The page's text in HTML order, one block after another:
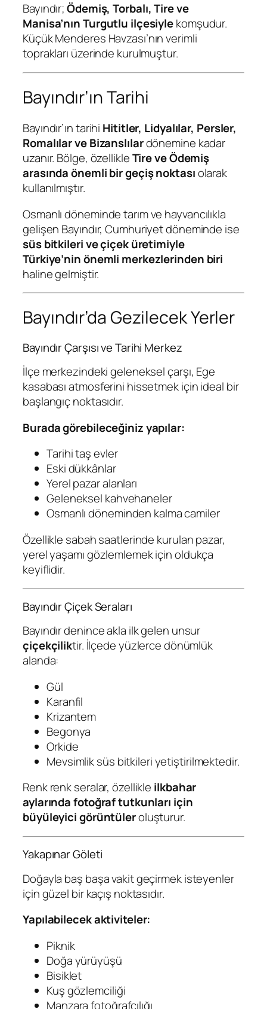
Bayındır;Ödemiş, Torbalı, Tire ve
Manisa’nın Turgutlu ilçesiylekomşudur.
Küçük Menderes Havzası’nın verimli
toprakları üzerinde kurulmuştur.
Bayındır’ın Tarihi
Bayındır’ın tarihi Hititler, Lidyalılar, Persler,
Romalılar ve Bizanslılardönemine kadar
uzanır. Bölge, özellikleTire ve Ödemiş
arasında önemli bir geçiş noktasıolarak
kullanılmıştır.
Osmanlı döneminde tarım ve hayvancılıkla
gelişen Bayındır, Cumhuriyet döneminde ise
süs bitkileri ve çiçek üretimiyle
Türkiye’nin önemli merkezlerinden biri
haline gelmiştir.
Bayındır’da Gezilecek Yerler
Bayındır Çarşısı ve Tarihi Merkez
İlçe merkezindeki geleneksel çarşı, Ege
kasabası atmosferini hissetmek için ideal bir
başlangıç noktasıdır.
Burada görebileceğiniz yapılar:
Tarihi taş evler
Eski dükkânlar
Yerel pazar alanları
Geleneksel kahvehaneler
Osmanlı döneminden kalma camiler
Özellikle sabah saatlerinde kurulan pazar,
yerel yaşamı gözlemlemek için oldukça
keyiflidir.
Bayındır Çiçek Seraları
Bayındır denince akla ilk gelen unsur
çiçekçiliktir. İlçede yüzlerce dönümlük
alanda:
Gül
Karanfil
Krizantem
Begonya
Orkide
Mevsimlik süs bitkileri yetiştirilmektedir.
Renk renk seralar, özellikle ilkbahar
aylarında fotoğraf tutkunları için
büyüleyici görüntüleroluşturur.
Yakapınar Göleti
Doğayla baş başa vakit geçirmek isteyenler
için güzel bir kaçış noktasıdır.
Yapılabilecek aktiviteler:
Piknik
Doğa yürüyüşü
Bisiklet
Kuş gözlemciliği
Manzara fotoğrafçılığı